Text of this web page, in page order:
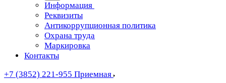
Информация
Реквизиты
Антикоррупционная политика
Охрана труда
Маркировка
Контакты
+7 (3852) 221-955 Приемная